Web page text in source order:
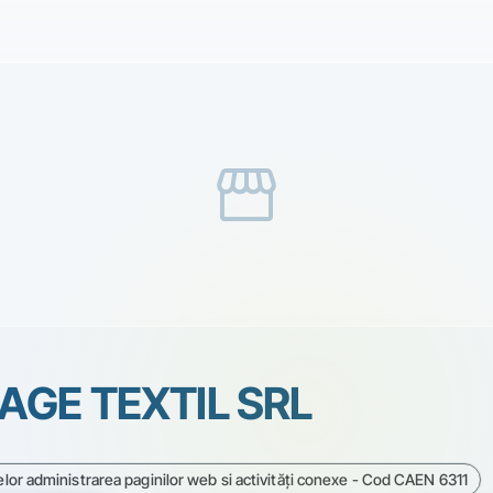
storefront
TEXTIL SRL
administrarea paginilor web si activităţi conexe - Cod CAEN 6311